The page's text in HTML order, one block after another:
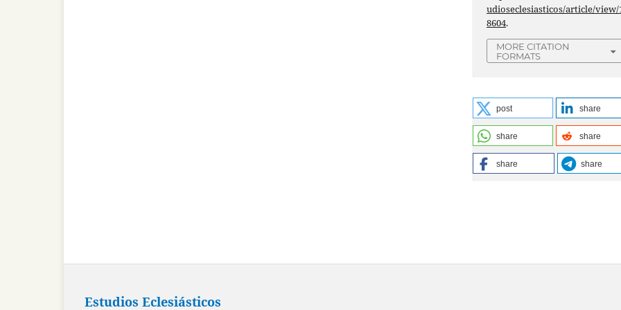
udioseclesiasticos/article/view/
8604.
MORE CITATION
FORMATS
post share
share share
share share
Estudios Eclesiásticos